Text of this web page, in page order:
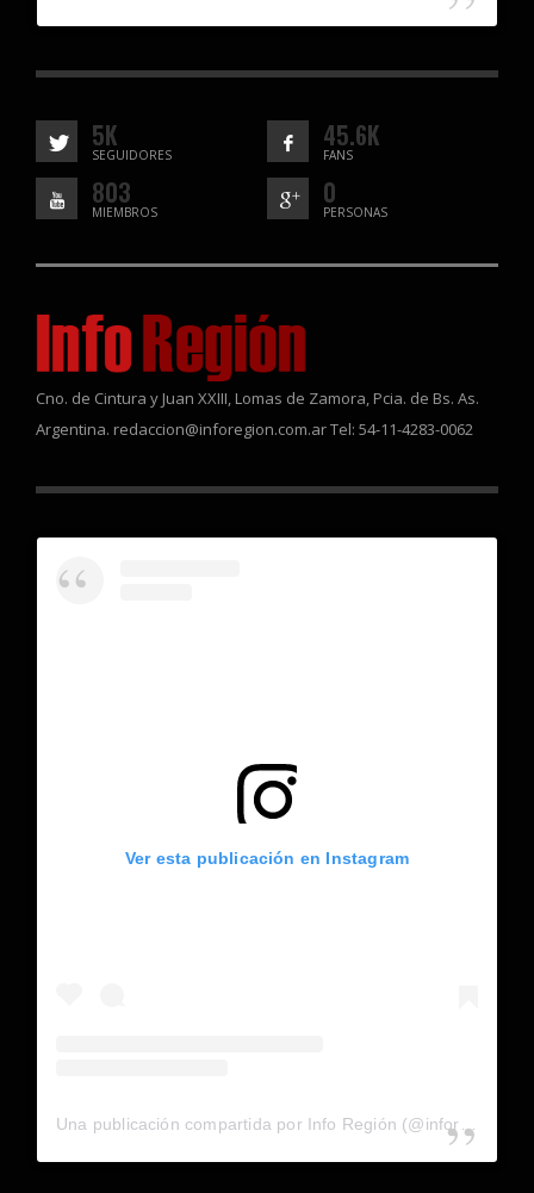
5K
SEGUIDORES
45.6K
FANS
803
MIEMBROS
0
PERSONAS
Cno. de Cintura y Juan XXIII, Lomas de Zamora, Pcia. de Bs. As.
Argentina. redaccion@inforegion.com.ar Tel: 54-11-4283-0062
Ver esta publicación en Instagram
Una publicación compartida por Info Región (@inforegion_redes)